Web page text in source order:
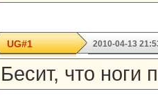
UG#1 2010-04-13
Бесит, что ноги